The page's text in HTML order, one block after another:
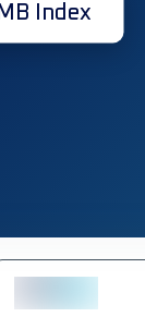
Index